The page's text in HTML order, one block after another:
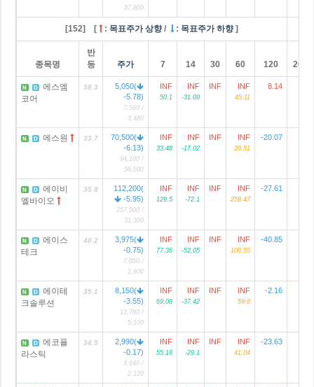
57,800
[152] [ : 목표주가 상향/ : 목표주가 하향]
종목명
반
등
주가 7 14 30 60 120
N D
에스엠
코어
38.3
5,050(
-5.78)
7,580 /
3,480
INF
50.1
INF
-31.09
INF INF
45.11
8.14
N D 에스원 33.7
70,500(
-6.13)
94,100 /
58,500
INF
33.48
INF
-17.02
INF INF
20.51
-20.07
N D
에이비
엘바이오
35.8
112,200(
-5.95)
257,500 /
31,300
INF
129.5
INF
-72.1
INF INF
258.47
-27.61
N D
에이스
테크
40.2
3,975(
-0.75)
7,050 /
1,906
INF
77.36
INF
-52.05
INF INF
108.55
-40.85
N D
에이테
크솔루션
35.1
8,150(
-3.55)
13,780 /
5,100
INF
69.08
INF
-37.42
INF INF
59.8
-2.16
N D
에코플
라스틱
34.5
2,990(
-0.17)
4,640 /
2,120
INF
55.18
INF
-29.1
INF INF
41.04
-23.63